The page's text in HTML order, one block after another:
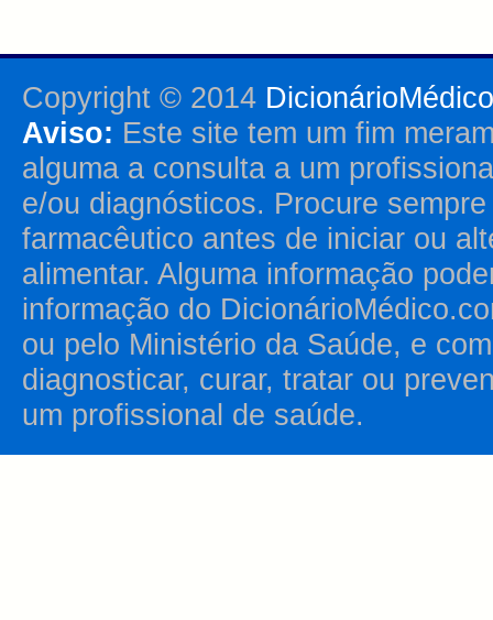
Copyright © 2014
Aviso: Este site tem um fim
alguma a consulta a um
e/ou diagnósticos. Procure
farmacêutico antes de iniciar ou
alimentar. Alguma informação
informação do
ou pelo Ministério da Saúde, e
diagnosticar, curar, tratar ou
um profissional de saúde.